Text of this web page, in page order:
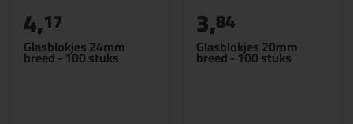
Glasblokjes 24mm
breed - 100 stuks
4,17
Glasblokjes 20mm
breed - 100 stuks
3,84